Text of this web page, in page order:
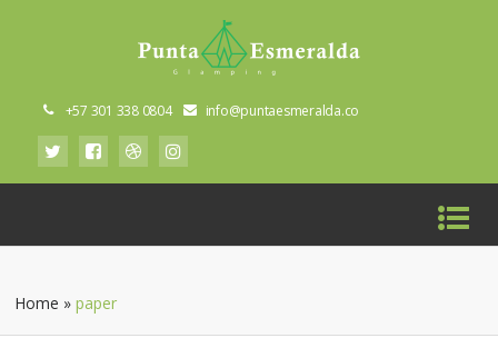
+57 301 338 0804 info@puntaesmeralda.co
Home »paper